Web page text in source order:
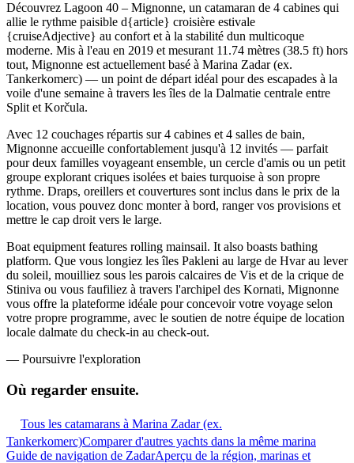
Découvrez Lagoon 40 – Mignonne, un catamaran de 4 cabines qui
allie le rythme paisible d{article} croisière estivale
{cruiseAdjective} au confort et à la stabilité dun multicoque
moderne. Mis à l'eau en 2019 et mesurant 11.74 mètres (38.5 ft) hors
tout, Mignonne est actuellement basé à Marina Zadar (ex.
Tankerkomerc) — un point de départ idéal pour des escapades à la
voile d'une semaine à travers les îles de la Dalmatie centrale entre
Split et Korčula.
Avec 12 couchages répartis sur 4 cabines et 4 salles de bain,
Mignonne accueille confortablement jusqu'à 12 invités — parfait
pour deux familles voyageant ensemble, un cercle d'amis ou un petit
groupe explorant criques isolées et baies turquoise à son propre
rythme. Draps, oreillers et couvertures sont inclus dans le prix de la
location, vous pouvez donc monter à bord, ranger vos provisions et
mettre le cap droit vers le large.
Boat equipment features rolling mainsail. It also boasts bathing
platform. Que vous longiez les îles Pakleni au large de Hvar au lever
du soleil, mouilliez sous les parois calcaires de Vis et de la crique de
Stiniva ou vous faufiliez à travers l'archipel des Kornati, Mignonne
vous offre la plateforme idéale pour concevoir votre voyage selon
votre propre programme, avec le soutien de notre équipe de location
locale dalmate du check-in au check-out.
— Poursuivre l'exploration
Où regarder ensuite.
Tous les catamarans à Marina Zadar (ex.
Tankerkomerc)Comparer d'autres yachts dans la même marina
Guide de navigation de ZadarAperçu de la région, marinas et